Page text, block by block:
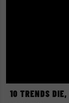
10 TRENDS DIE,